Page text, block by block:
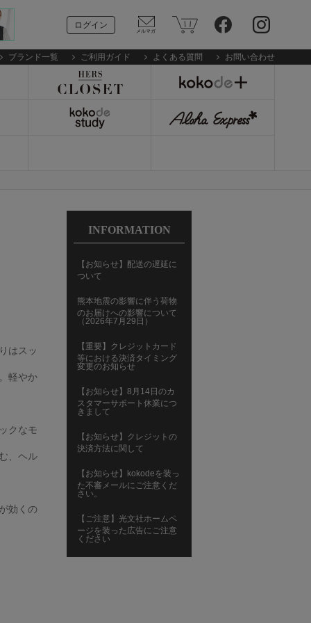
ログイン
ブランド一覧 ご利用ガイド よくある質問 お問い合わせ
はスッ
軽やか
クなモ
、ヘル
効くの
INFORMATION
【お知らせ】配送の遅延に
ついて
熊本地震の影響に伴う荷物
のお届けへの影響について
（2026年7月29日）
【重要】クレジットカード
等における決済タイミング
変更のお知らせ
【お知らせ】8月14日のカ
スタマーサポート休業につ
きまして
【お知らせ】クレジットの
決済方法に関して
【お知らせ】kokodeを装っ
た不審メールにご注意くだ
さい。
【ご注意】光文社ホームペ
ージを装った広告にご注意
ください